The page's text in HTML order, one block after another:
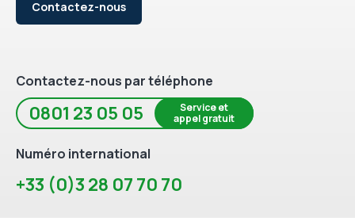
Contactez-nous
Contactez-nous par téléphone
0801 23 05 05
Service et
appel gratuit
Numéro international
+33 (0)3 28 07 70 70